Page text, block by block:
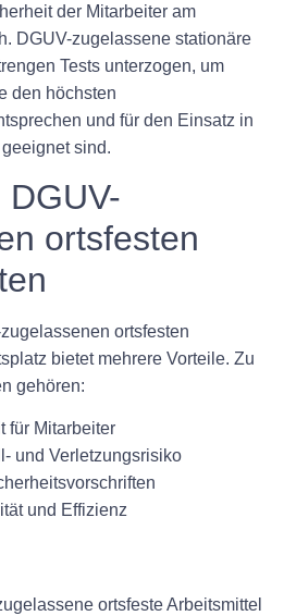
der Mitarbeiter am
DGUV-zugelassene stationäre
Tests unterzogen, um
den höchsten
und für den Einsatz in
sind.
ortsfesten
ortsfesten
bietet mehrere Vorteile. Zu
gehören:
für Mitarbeiter
und Verletzungsrisiko
und Effizienz
ortsfeste Arbeitsmittel